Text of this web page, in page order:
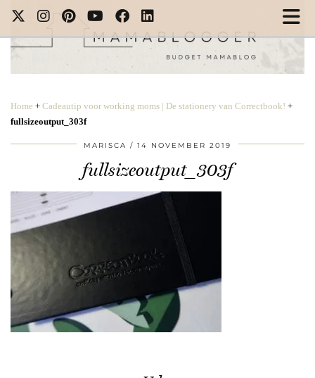
Home + Cadeautip voor working moms | De stationery van Correctbook! +
fullsizeoutput_303f
MARISCA 14 NOVEMBER 2019
fullsizeoutput_303f